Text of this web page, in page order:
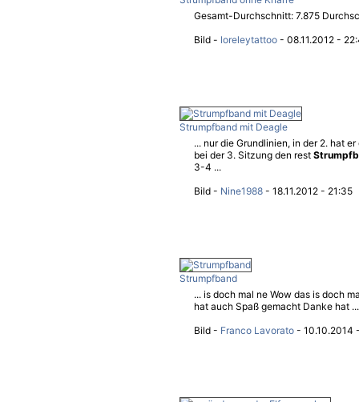
Gesamt-Durchschnitt: 7.875
Bild - loreleytattoo - 08.11.2012 -
Strumpfband mit Deagle
... nur die Grundlinien, in der 2. hat
bei der 3. Sitzung den rest
3-4 ...
Bild - Nine1988 - 18.11.2012 - 21:35
Strumpfband
... is doch mal ne Wow das is doch
hat auch Spaß gemacht Danke hat ...
Bild - Franco Lavorato - 10.10.2014